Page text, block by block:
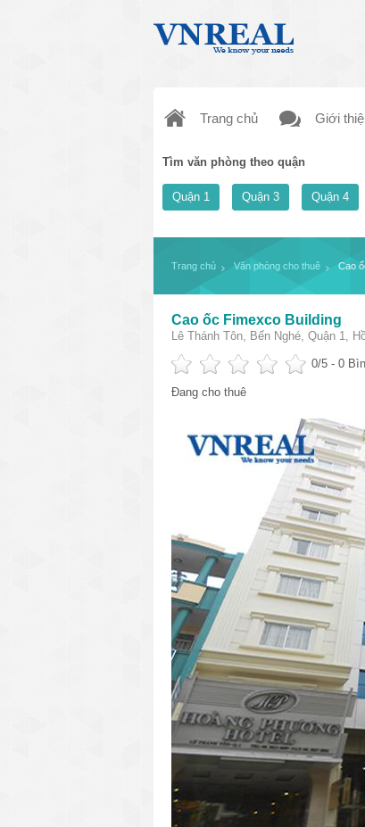
Trang chủ Giới
Tìm văn phòng theo quận
Quận 1 Quận 3 Quận 4
Trang chủ Văn phòng cho thuê Cao
Cao ốc ​Fimexco Building
Lê Thánh Tôn, Bến Nghé, Quận 1,
0/5 - 0
Đang cho thuê
văn phòng cho thuê quận 3
văn phòng quận 1
văn phòng quận 3
cao ốc văn phòng quận 1
cao ốc văn phòng quận 3